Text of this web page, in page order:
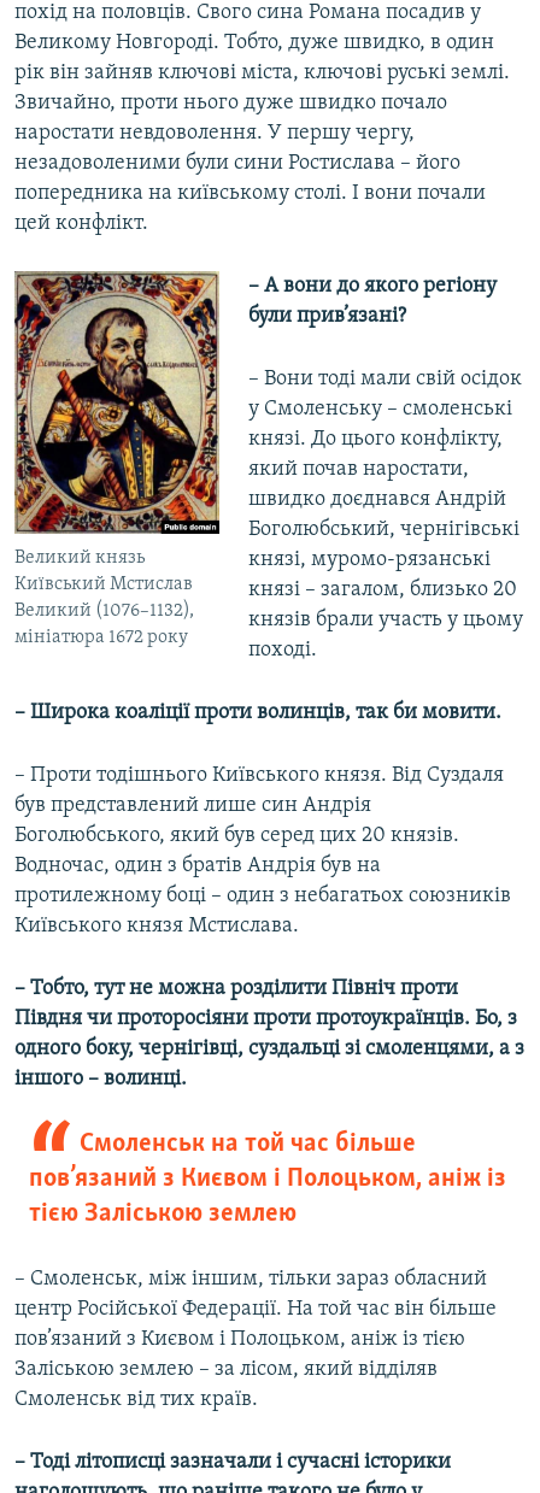
похід на половців. Свого сина Романа посадив у
Великому Новгороді. Тобто, дуже швидко, в один
рік він зайняв ключові міста, ключові руські землі.
Звичайно, проти нього дуже швидко почало
наростати невдоволення. У першу чергу,
незадоволеними були сини Ростислава – його
попередника на київському столі. І вони почали
цей конфлікт.
Великий князь
Київський Мстислав
Великий (1076–1132),
мініатюра 1672 року
– А вони до якого регіону
були прив’язані?
– Вони тоді мали свій осідок
у Смоленську – смоленські
князі. До цього конфлікту,
який почав наростати,
швидко доєднався Андрій
Боголюбський, чернігівські
князі, муромо-рязанські
князі – загалом, близько 20
князів брали участь у цьому
поході.
– Широка коаліції проти волинців, так би мовити.
– Проти тодішнього Київського князя. Від Суздаля
був представлений лише син Андрія
Боголюбського, який був серед цих 20 князів.
Водночас, один з братів Андрія був на
протилежному боці – один з небагатьох союзників
Київського князя Мстислава.
– Тобто, тут не можна розділити Північ проти
Півдня чи проторосіяни проти протоукраїнців. Бо, з
одного боку, чернігівці, суздальці зі смоленцями, а з
іншого – волинці.
Смоленськ на той час більше
пов’язаний з Києвом і Полоцьком, аніж із
тією Заліською землею
– Смоленськ, між іншим, тільки зараз обласний
центр Російської Федерації. На той час він більше
пов’язаний з Києвом і Полоцьком, аніж із тією
Заліською землею – за лісом, який відділяв
Смоленськ від тих країв.
– Тоді літописці зазначали і сучасні історики